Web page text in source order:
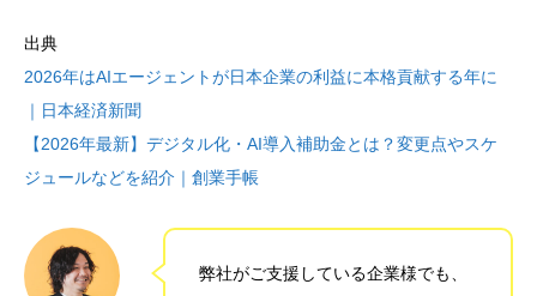
出典
2026年はAIエージェントが日本企業の利益に本格貢献する年に
｜日本経済新聞
【2026年最新】デジタル化・AI導入補助金とは？変更点やスケ
ジュールなどを紹介｜創業手帳
弊社がご支援している企業様でも、